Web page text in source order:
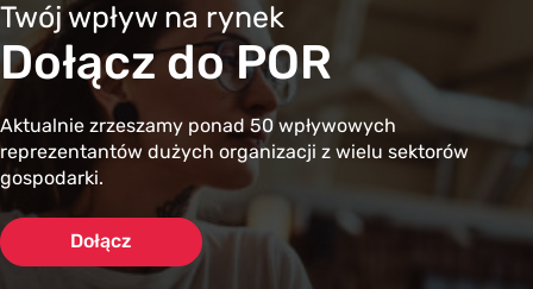
Twój wpływ na rynek
Dołącz do POR
Aktualnie zrzeszamy ponad 50 wpływowych
reprezentantów dużych organizacji z wielu sektorów
gospodarki.
Dołącz